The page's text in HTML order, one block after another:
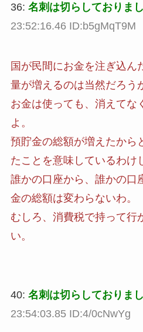
36: 名刺は切らしておりま
23:52:16.46 ID:b5gMqT9M
国が民間にお金を注ぎ込ん
量が増えるのは当然だろう
お金は使っても、消えてな
よ。
預貯金の総額が増えたから
たことを意味しているわけ
誰かの口座から、誰かの口
金の総額は変わらないわ。
むしろ、消費税で持って行
い。
40: 名刺は切らしておりま
23:54:03.85 ID:4/0cNwYg